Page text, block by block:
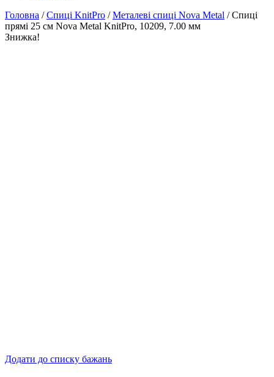
Головна /Спиці KnitPro /Металеві спиці Nova Metal / Спиці
прямі 25 см Nova Metal KnitPro, 10209, 7.00 мм
Знижка!
Додати до списку бажань